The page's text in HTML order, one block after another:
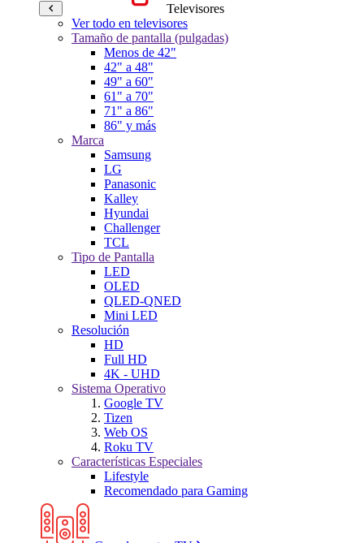
Televisores
Ver todo en televisores
Tamaño de pantalla (pulgadas)
Menos de 42"
42" a 48"
49" a 60"
61" a 70"
71" a 86"
86" y más
Marca
Samsung
LG
Panasonic
Kalley
Hyundai
Challenger
TCL
Tipo de Pantalla
LED
OLED
QLED-QNED
Mini LED
Resolución
HD
Full HD
4K - UHD
Sistema Operativo
Google TV
Tizen
Web OS
Roku TV
Características Especiales
Lifestyle
Recomendado para Gaming